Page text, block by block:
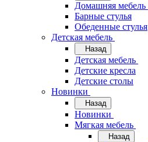
Домашняя мебель
Барные стулья
Обеденные стулья
Детская мебель
Назад
Детская мебель
Детские кресла
Детские столы
Новинки
Назад
Новинки
Мягкая мебель
Назад